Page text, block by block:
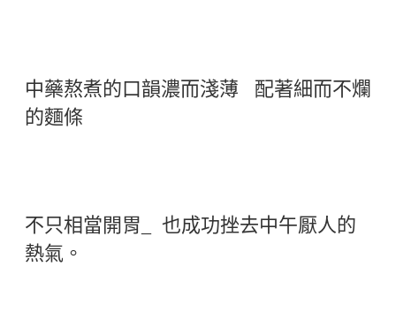
中藥熬煮的口韻濃而淺薄 配著細而不爛
的麵條
不只相當開胃_ 也成功挫去中午厭人的
熱氣。